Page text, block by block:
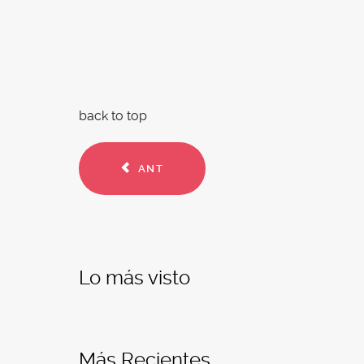
back to top
ANT
Lo más visto